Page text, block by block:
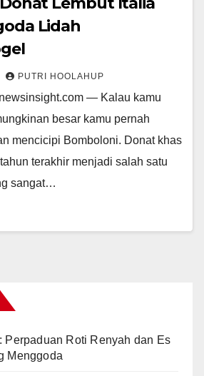
Lidah
PUTRI HOOLAHUP
— Kalau kamu
besar kamu pernah
mencicipi Bomboloni. Donat khas
terakhir menjadi salah satu
sangat…
Perpaduan Roti Renyah dan Es
Menggoda